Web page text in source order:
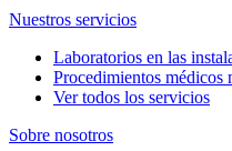
Nuestros servicios
Laboratorios en las
Procedimientos médicos
Ver todos los servicios
Sobre nosotros